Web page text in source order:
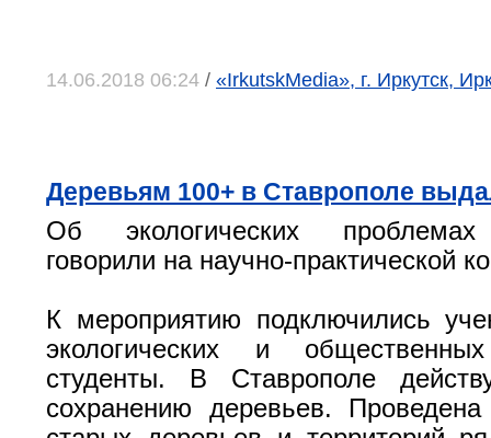
14.06.2018 06:24 / «IrkutskMedia», г. Иркутск,
Деревьям 100+ в Ставрополе
Об экологических проблемах
говорили на научно-практической
К мероприятию подключились
экологических и
студенты. В Ставрополе
сохранению деревьев. Проведена